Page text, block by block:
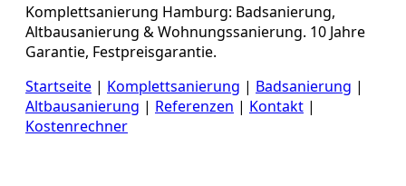
Komplettsanierung Hamburg: Badsanierung,
Altbausanierung & Wohnungssanierung. 10 Jahre
Garantie, Festpreisgarantie.
Startseite | Komplettsanierung | Badsanierung |
Altbausanierung | Referenzen | Kontakt |
Kostenrechner